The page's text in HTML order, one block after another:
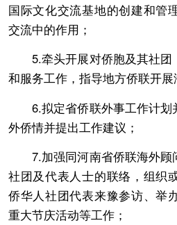
国际文化交流基地的创建和管
交流中的作用；
5.牵头开展对侨胞及其社团
和服务工作，指导地方侨联开展
6.拟定省侨联外事工作计划
外侨情并提出工作建议；
7.加强同河南省侨联海外顾
社团及代表人士的联络，组织
侨华人社团代表来豫参访、举
重大节庆活动等工作；